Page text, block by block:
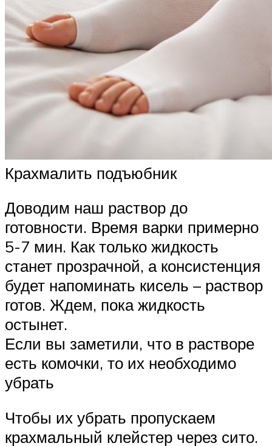
Крахмалить подъюбник
Доводим наш раствор до
готовности. Время варки примерно
5-7 мин. Как только жидкость
станет прозрачной, а консистенция
будет напоминать кисель – раствор
готов. Ждем, пока жидкость
остынет.
Если вы заметили, что в растворе
есть комочки, то их необходимо
убрать
Чтобы их убрать пропускаем
крахмальный клейстер через сито.